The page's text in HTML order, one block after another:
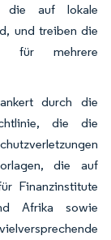
die auf lokale
und treiben die
für mehrere
durch die
die die
die auf
Finanzinstitute
Afrika sowie